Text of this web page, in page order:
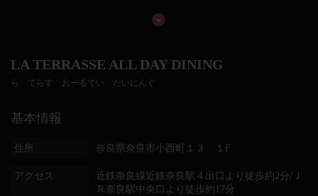
LA TERRASSE ALL DAY DINING
ら てらす おーるでい だいにんぐ
基本情報
住所 奈良県奈良市小西町１３ １F
アクセス
近鉄奈良線近鉄奈良駅４出口より徒歩約2分/Ｊ
Ｒ奈良駅中央口より徒歩約17分